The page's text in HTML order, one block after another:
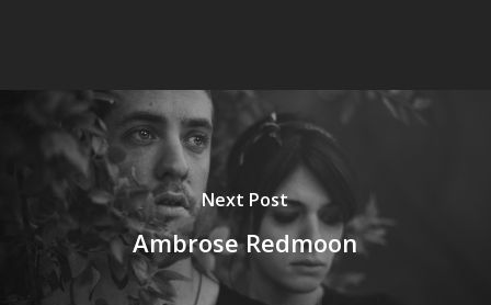
Next Post
Ambrose Redmoon